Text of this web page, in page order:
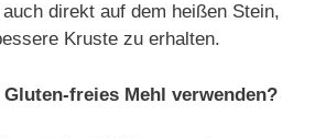
direkt auf dem heißen Stein,
Kruste zu erhalten.
freies Mehl verwenden?